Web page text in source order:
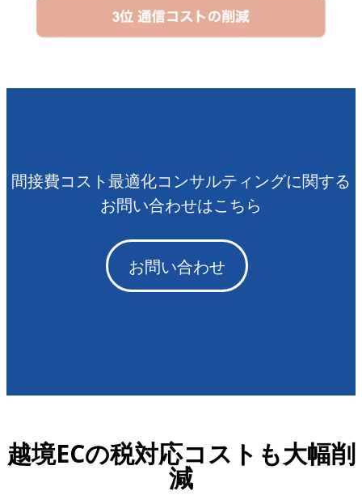
間接費コスト最適化コンサルティングに関する
お問い合わせはこちら
お問い合わせ
越境ECの税対応コストも大幅削
減